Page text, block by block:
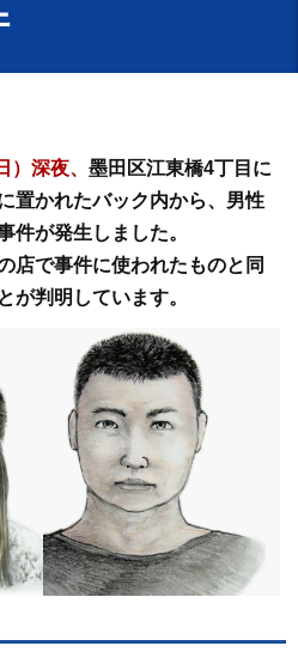
深夜、 墨田区江東橋4丁目に
置かれたバック内から、男性
件が発生しました。
店で事件に使われたものと同
が判明しています。